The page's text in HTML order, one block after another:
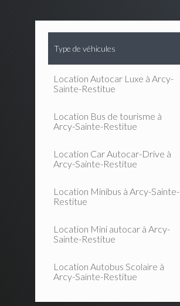
Type de véhicules
Location Autocar Luxe à Arcy-
Sainte-Restitue
Location Bus de tourisme à
Arcy-Sainte-Restitue
Location Car Autocar-Drive à
Arcy-Sainte-Restitue
Location Minibus à Arcy-Sainte-
Restitue
Location Mini autocar à Arcy-
Sainte-Restitue
Location Autobus Scolaire à
Arcy-Sainte-Restitue